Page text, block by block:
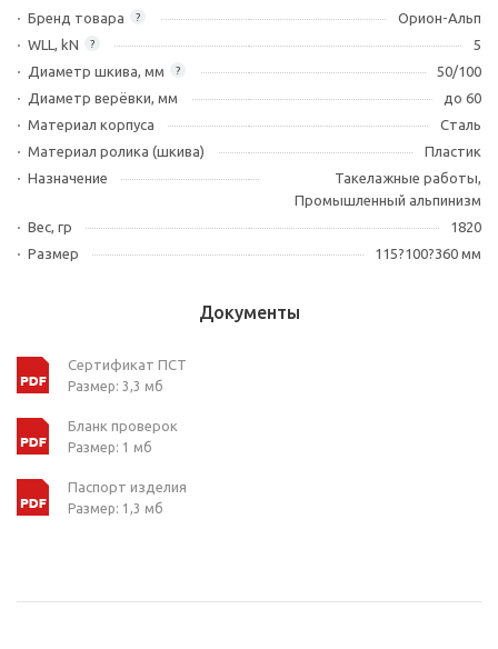
?
Бренд товара Орион-Альп
?
WLL, kN 5
?
Диаметр шкива, мм
50/100
Диаметр верёвки, мм
до 60
Материал корпуса
Сталь
Материал ролика (шкива)
Пластик
Назначение
Такелажные работы,
Промышленный альпинизм
Вес, гр
1820
Размер
115?100?360 мм
Документы
Сертификат ПСТ
Размер: 3,3 мб
Бланк проверок
Размер: 1 мб
Паспорт изделия
Размер: 1,3 мб